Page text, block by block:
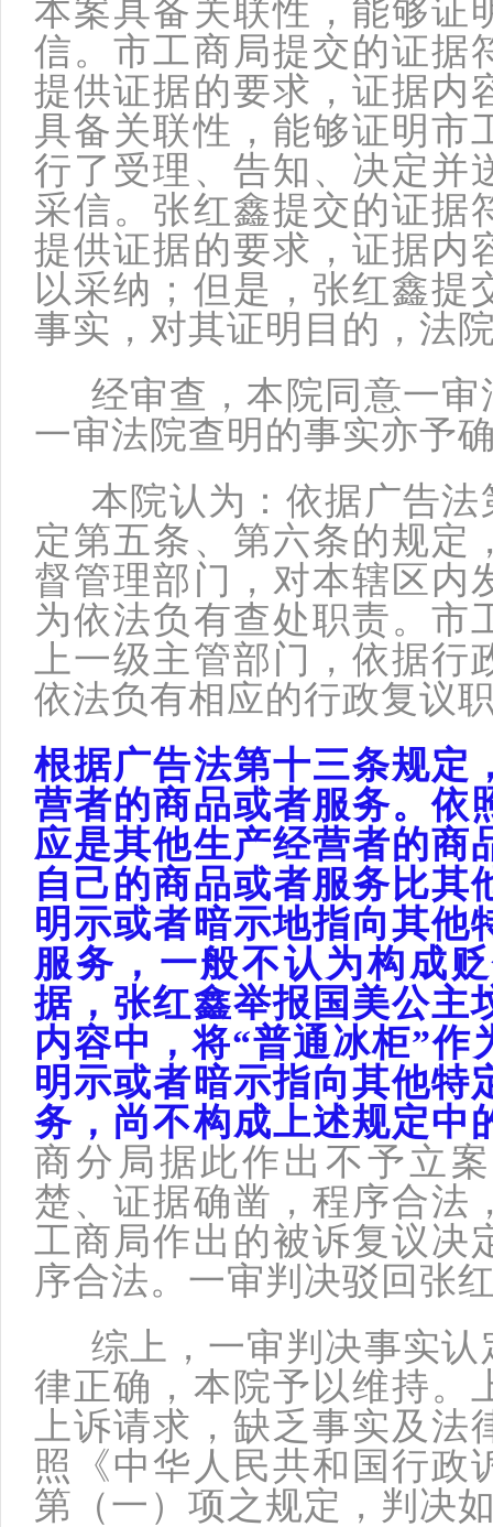
本案具备关联性，能够证
信。市工商局提交的证据
提供证据的要求，证据内
具备关联性，能够证明市
行了受理、告知、决定并
采信。张红鑫提交的证据
提供证据的要求，证据内
以采纳；但是，张红鑫提
事实，对其证明目的，法
经审查，本院同意一审
一审法院查明的事实亦予
本院认为：依据广告法
定第五条、第六条的规定
督管理部门，对本辖区内
为依法负有查处职责。市
上一级主管部门，依据
依法负有相应的行政复议
根据广告法第十三条规定
营者的商品或者服务。依
应是其他生产经营者的商
自己的商品或者服务比其
明示或者暗示地指向其他
服务，一般不认为构成
据，张红鑫举报国美公主
内容中，将“普通冰柜”作
明示或者暗示指向其他特
务，尚不构成上述规定中
商分局据此作出不予立
楚、证据确凿，程序合法
工商局作出的被诉复议决
序合法。一审判决驳回张
综上，一审判决事实认
律正确，本院予以维持。
上诉请求，缺乏事实及
照《中华人民共和国行政
第（一）项之规定，判决